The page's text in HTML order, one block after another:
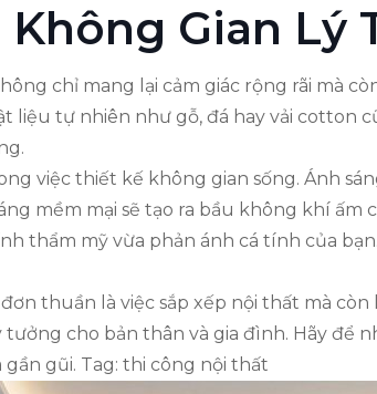
Gian Lý
chỉ mang lại cảm giác rộng rãi mà
liệu tự nhiên như gỗ, đá hay vải cotton
việc thiết kế không gian sống. Ánh
mềm mại sẽ tạo ra bầu không khí
thẩm mỹ vừa phản ánh cá tính của bạn.
thuần là việc sắp xếp nội thất mà
cho bản thân và gia đình. Hãy để
gũi. Tag: thi công nội thất